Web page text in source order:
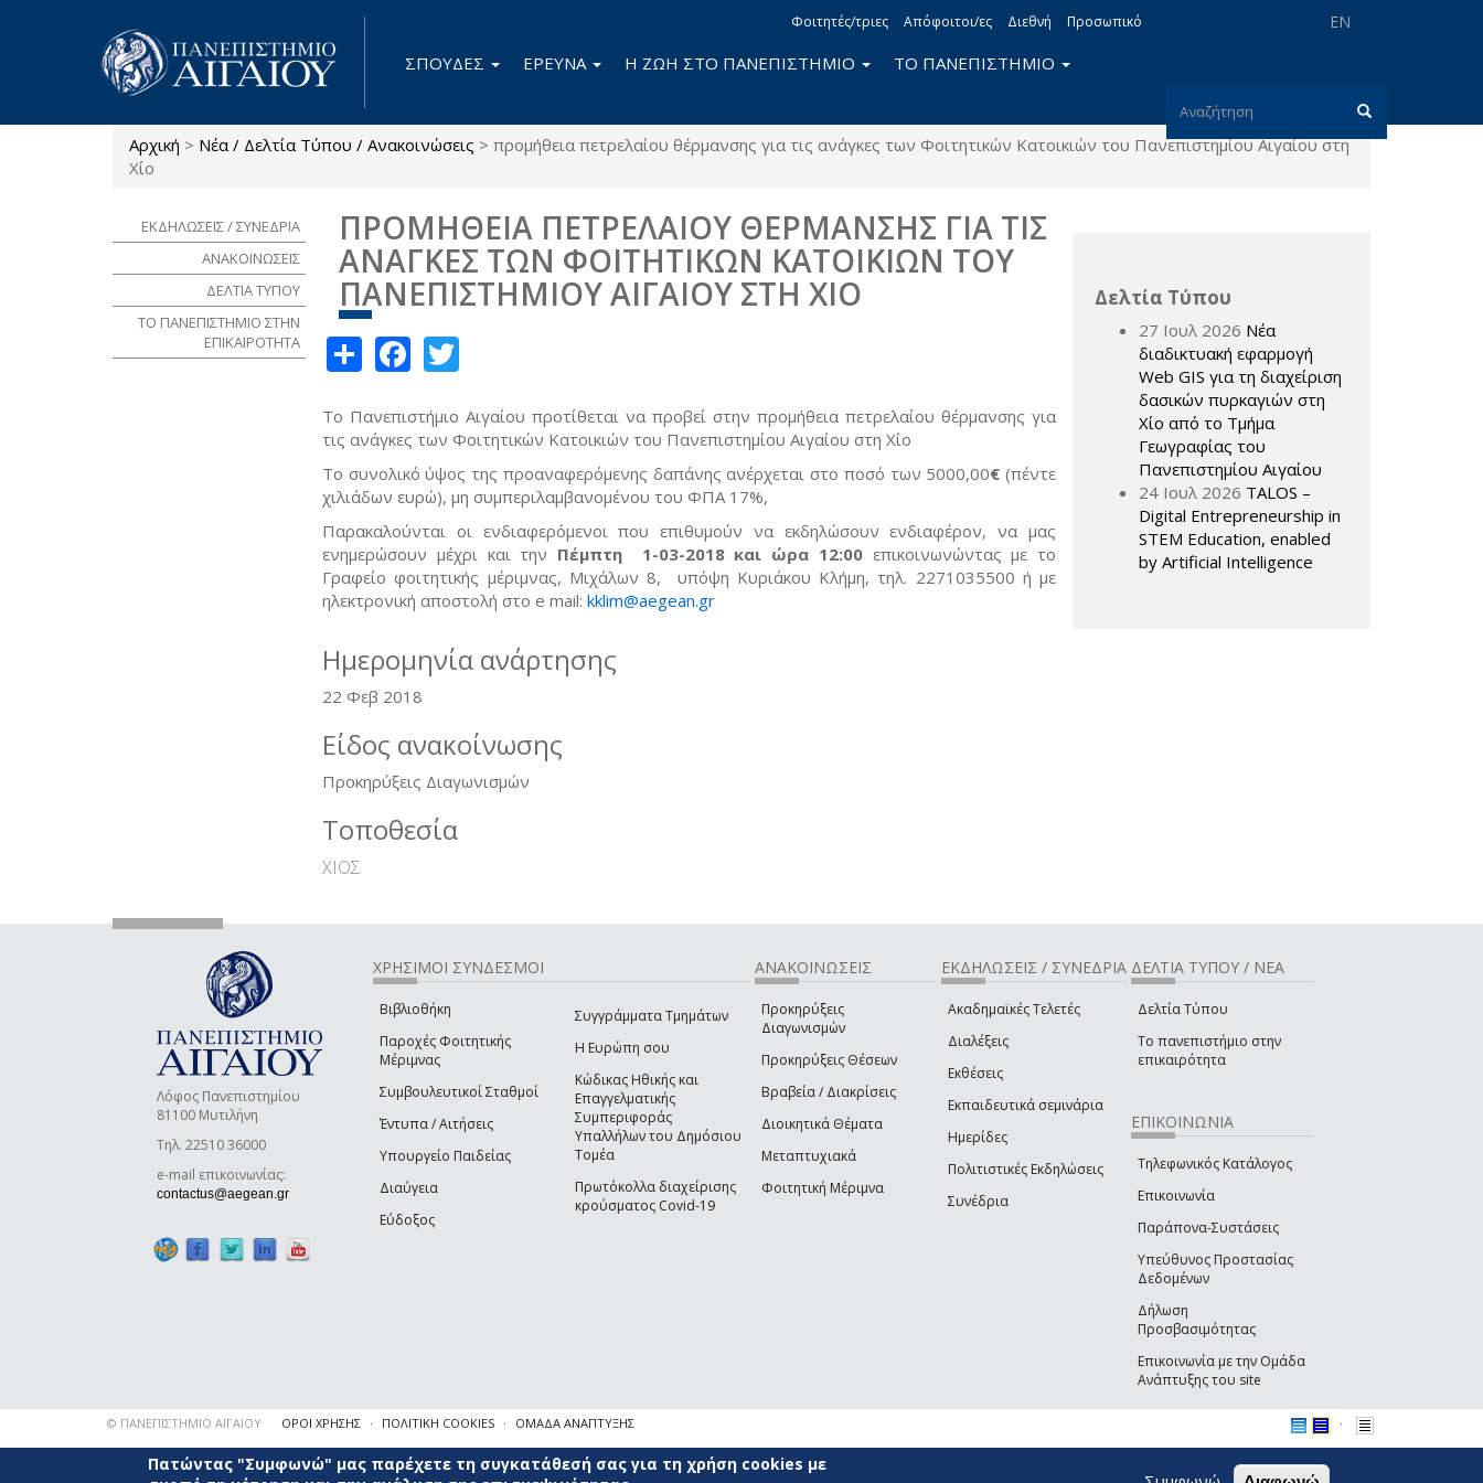
EN
Φοιτητές/τριες Απόφοιτοι/ες Διεθνή Προσωπικό
Φόρμα
αναζήτησης
Αναζήτηση
ΣΠΟΥΔΕΣ ΕΡΕΥΝΑ Η ΖΩΗ ΣΤΟ ΠΑΝΕΠΙΣΤΗΜΙΟ ΤΟ ΠΑΝΕΠΙΣΤΗΜΙΟ
Είστε εδώ
Αρχική > Νέα / Δελτία Τύπου / Ανακοινώσεις > προμήθεια πετρελαίου θέρμανσης για τις ανάγκες των Φοιτητικών Κατοικιών του Πανεπιστημίου Αιγαίου στη
Χίο
ΠΡΟΜΗΘΕΙΑ ΠΕΤΡΕΛΑΙΟΥ ΘΕΡΜΑΝΣΗΣ ΓΙΑ ΤΙΣ
ΑΝΑΓΚΕΣ ΤΩΝ ΦΟΙΤΗΤΙΚΩΝ ΚΑΤΟΙΚΙΩΝ ΤΟΥ
ΠΑΝΕΠΙΣΤΗΜΙΟΥ ΑΙΓΑΙΟΥ ΣΤΗ ΧΙΟ
ShareFacebook
Το Πανεπιστήμιο Αιγαίου προτίθεται να προβεί στην προμήθεια πετρελαίου θέρμανσης για
τις ανάγκες των Φοιτητικών Κατοικιών του Πανεπιστημίου Αιγαίου στη Χίο
Το συνολικό ύψος της προαναφερόμενης δαπάνης ανέρχεται στο ποσό των 5000,00€ (πέντε
χιλιάδων ευρώ), μη συμπεριλαμβανομένου του ΦΠΑ 17%,
Παρακαλούνται οι ενδιαφερόμενοι που επιθυμούν να εκδηλώσουν ενδιαφέρον, να μας
ενημερώσουν μέχρι και την Πέμπτη 1-03-2018 και ώρα 12:00 επικοινωνώντας με το
Γραφείο φοιτητικής μέριμνας, Μιχάλων 8, υπόψη Κυριάκου Κλήμη, τηλ. 2271035500 ή με
ηλεκτρονική αποστολή στο e mail: kklim@aegean.gr
Ημερομηνία ανάρτησης
22 Φεβ 2018
Είδος ανακοίνωσης
Προκηρύξεις Διαγωνισμών
Τοποθεσία
ΧΙΟΣ
ΕΚΔΗΛΩΣΕΙΣ / ΣΥΝΕΔΡΙΑ
ΑΝΑΚΟΙΝΩΣΕΙΣ
ΔΕΛΤΙΑ ΤΥΠΟΥ
ΤΟ ΠΑΝΕΠΙΣΤΗΜΙΟ ΣΤΗΝ
ΕΠΙΚΑΙΡΟΤΗΤΑ
Δελτία Τύπου
27 Ιουλ 2026 Νέα
διαδικτυακή εφαρμογή
Web GIS για τη διαχείριση
δασικών πυρκαγιών στη
Χίο από το Τμήμα
Γεωγραφίας του
Πανεπιστημίου Αιγαίου
24 Ιουλ 2026 TALOS –
Digital Entrepreneurship in
STEM Education, enabled
by Artificial Intelligence
Λόφος Πανεπιστημίου
81100 Μυτιλήνη
Τηλ. 22510 36000
e-mail επικοινωνίας:
contactus@aegean.gr (link sends e-mail)
ΧΡΗΣΙΜΟΙ ΣΥΝΔΕΣΜΟΙ
Βιβλιοθήκη
Παροχές Φοιτητικής
Μέριμνας
Συμβουλευτικοί Σταθμοί
Έντυπα / Αιτήσεις
Υπουργείο Παιδείας
Διαύγεια
Εύδοξος
Συγγράμματα Τμημάτων
Η Ευρώπη σου
Κώδικας Ηθικής και
Επαγγελματικής
Συμπεριφοράς
Υπαλλήλων του Δημόσιου
Τομέα
Πρωτόκολλα διαχείρισης
κρούσματος Covid-19
ΑΝΑΚΟΙΝΩΣΕΙΣ
Προκηρύξεις
Διαγωνισμών
Προκηρύξεις Θέσεων
Βραβεία / Διακρίσεις
Διοικητικά Θέματα
Μεταπτυχιακά
Φοιτητική Μέριμνα
ΕΚΔΗΛΩΣΕΙΣ / ΣΥΝΕΔΡΙΑ
Ακαδημαϊκές Τελετές
Διαλέξεις
Εκθέσεις
Εκπαιδευτικά σεμινάρια
Ημερίδες
Πολιτιστικές Εκδηλώσεις
Συνέδρια
ΔΕΛΤΙΑ ΤΥΠΟΥ / ΝΕΑ
Δελτία Τύπου
Το πανεπιστήμιο στην
επικαιρότητα
ΕΠΙΚΟΙΝΩΝΙΑ
Τηλεφωνικός Κατάλογος
Επικοινωνία
Παράπονα-Συστάσεις
Υπεύθυνος Προστασίας
Δεδομένων
Δήλωση
Προσβασιμότητας
Επικοινωνία με την Ομάδα
Ανάπτυξης του site
© ΠΑΝΕΠΙΣΤΗΜΙΟ ΑΙΓΑΙΟΥ ΟΡΟΙ ΧΡΗΣΗΣ ΠΟΛΙΤΙΚΗ COOKIES ΟΜΑΔΑ ΑΝΑΠΤΥΞΗΣ
Πατώντας "Συμφωνώ" μας παρέχετε τη συγκατάθεσή σας για τη χρήση cookies με